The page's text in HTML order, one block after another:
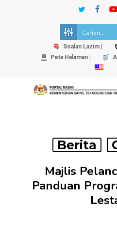
twitter
Soalan Lazim |
Peta Halaman |
Berita
Majlis
Panduan